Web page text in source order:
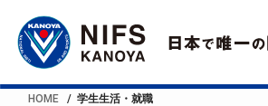
HOME 学生生活・就職